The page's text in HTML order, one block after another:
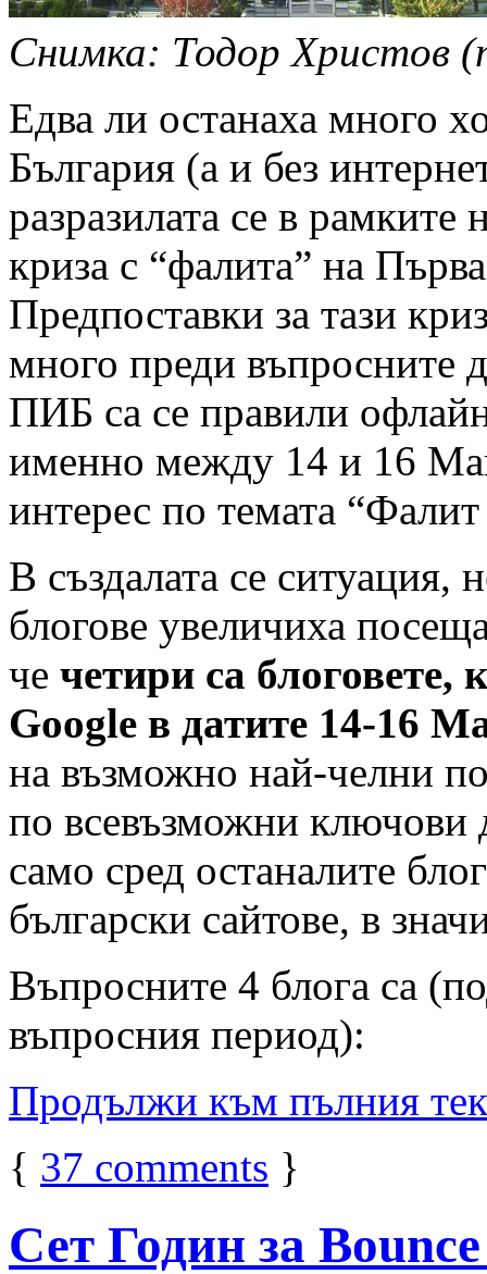
Снимка: Тодор Христов
Едва ли останаха много
България (а и без
разразилата се в
криза с “фалита” на
Предпоставки за тази
много преди въпросните
ПИБ са се правили
именно между 14 и 16
интерес по темата
В създалата се ситуация,
блогове увеличиха
че четири са блоговете,
Google в датите 14-16
на възможно най-челни
по всевъзможни ключови
само сред останалите
български сайтове, в
Въпросните 4 блога са
въпросния период):
Продължи към пълния
{ 37 comments }
Сет Годин за